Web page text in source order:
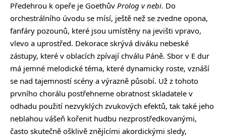
Předehrou k opeře je Goethův Prolog v nebi. Do
orchestrálního úvodu se mísí, ještě než se zvedne opona,
fanfáry pozounů, které jsou umístěny na jevišti vpravo,
vlevo a uprostřed. Dekorace skrývá diváku nebeské
zástupy, které v oblacích zpívají chválu Páně. Sbor v E dur
má jemné melodické téma, které dynamicky roste, vznáší
se nad tajemností scény a výrazně působí. Už z tohoto
prvního chorálu postřehneme obratnost skladatele v
odhadu použití nezvyklých zvukových efektů, tak také jeho
neblahou vášeň kořenit hudbu nezprostředkovanými,
často skutečně ošklivě znějícími akordickými sledy,